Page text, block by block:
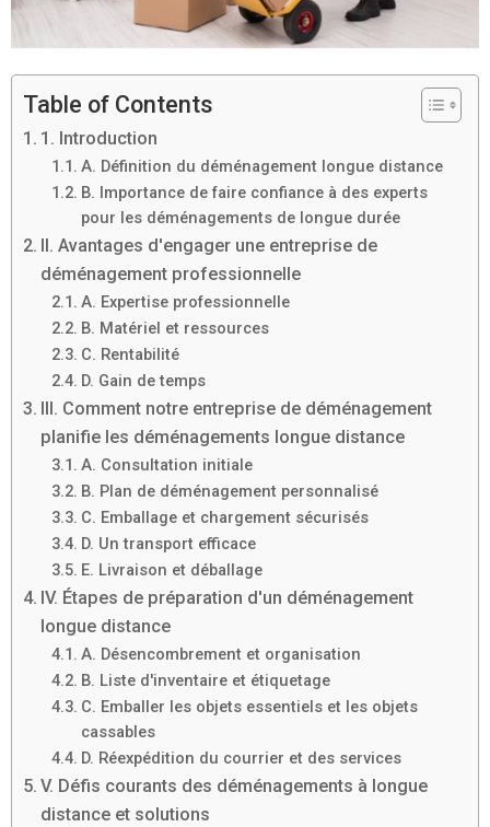
Table of Contents
1. Introduction
A. Définition du déménagement longue distance
B. Importance de faire confiance à des experts
pour les déménagements de longue durée
II. Avantages d'engager une entreprise de
déménagement professionnelle
A. Expertise professionnelle
B. Matériel et ressources
C. Rentabilité
D. Gain de temps
III. Comment notre entreprise de déménagement
planifie les déménagements longue distance
A. Consultation initiale
B. Plan de déménagement personnalisé
C. Emballage et chargement sécurisés
D. Un transport efficace
E. Livraison et déballage
IV. Étapes de préparation d'un déménagement
longue distance
A. Désencombrement et organisation
B. Liste d'inventaire et étiquetage
C. Emballer les objets essentiels et les objets
cassables
D. Réexpédition du courrier et des services
V. Défis courants des déménagements à longue
distance et solutions